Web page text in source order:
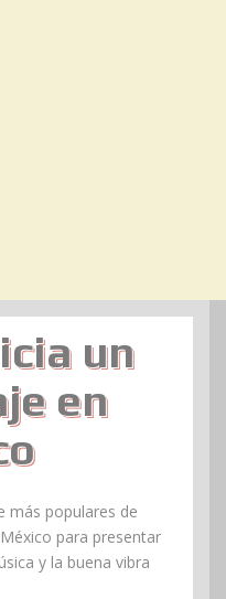
un
en
más populares de
para presentar
y la buena vibra